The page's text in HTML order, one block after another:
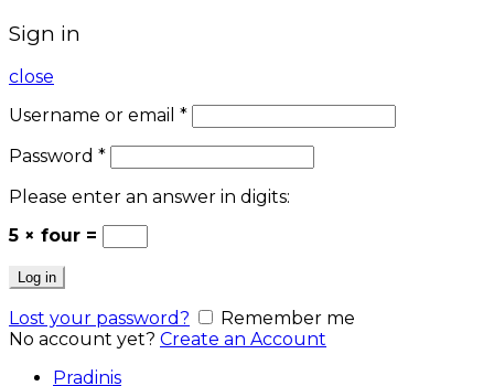
Sign in
close
Username or email *
Password *
Please enter an answer in digits:
5 × four =
Log in
Lost your password?
Remember me
No account yet? Create an Account
Pradinis